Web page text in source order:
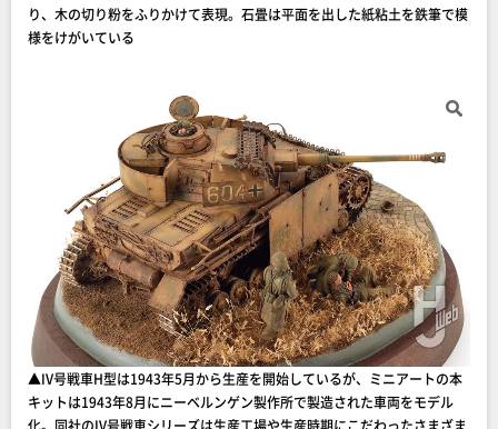
り、木の切り粉をふりかけて表現。石畳は平面を出した紙粘土を鉄筆で模
様をけがいている
▲IV号戦車H型は1943年5月から生産を開始しているが、ミニアートの本
キットは1943年8月にニーベルンゲン製作所で製造された車両をモデル
化。同社のIV号戦車シリーズは生産工場や生産時期にこだわったさまざま